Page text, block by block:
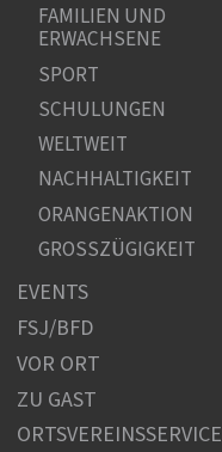
FAMILIEN UND
ERWACHSENE
SPORT
SCHULUNGEN
WELTWEIT
NACHHALTIGKEIT
ORANGENAKTION
GROSSZÜGIGKEIT
EVENTS
FSJ/BFD
VOR ORT
ZU GAST
ORTSVEREINSSERVICE